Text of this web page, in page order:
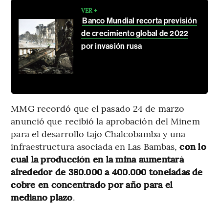
VER +
Banco Mundial recorta previsión
de crecimiento global de 2022
por invasión rusa
MMG recordó que el pasado 24 de marzo
anunció que recibió la aprobación del Minem
para el desarrollo tajo Chalcobamba y una
infraestructura asociada en Las Bambas,con lo
cual la producción en la mina aumentará
alrededor de 380.000 a 400.000 toneladas de
cobre en concentrado por año para el
mediano plazo.